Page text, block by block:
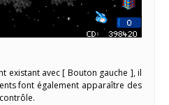
existant avec [ Bouton gauche ], il
font également apparaître des